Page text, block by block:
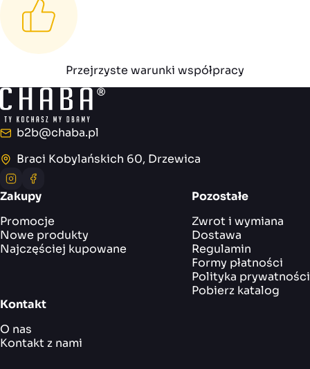
Przejrzyste warunki współpracy
E-mailb2b@chaba.pl
AdresBraci Kobylańskich 60, Drzewica
Instagram
Facebook
Zakupy
Promocje
Nowe produkty
Najczęściej kupowane
Pozostałe
Zwrot i wymiana
Dostawa
Regulamin
Formy płatności
Polityka prywatności
Pobierz katalog
Kontakt
O nas
Kontakt z nami